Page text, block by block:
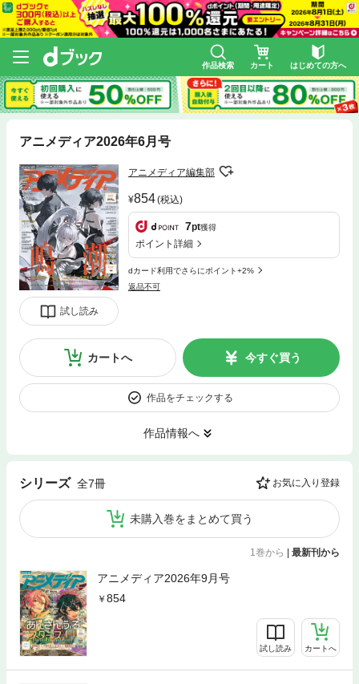
作品検索 カート はじめての方へ
アニメディア2026年6月号
試し読み
アニメディア編集部
854(税込)
7pt獲得
ポイント詳細
dカード利用でさらにポイント+2%
返品不可
カートへ 今すぐ買う
作品をチェックする
作品情報へ
シリーズ 全7冊 お気に入り登録
未購入巻をまとめて買う
1巻から 最新刊から
アニメディア2026年9月号
854
試し読み カートへ